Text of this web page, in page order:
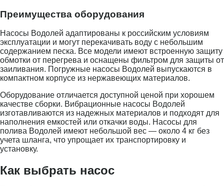
Преимущества оборудования
Насосы Водолей адаптированы к российским условиям
эксплуатации и могут перекачивать воду с небольшим
содержанием песка. Все модели имеют встроенную защиту
обмотки от перегрева и оснащены фильтром для защиты от
заиливания. Погружные насосы Водолей выпускаются в
компактном корпусе из нержавеющих материалов.
Оборудование отличается доступной ценой при хорошем
качестве сборки. Вибрационные насосы Водолей
изготавливаются из надежных материалов и подходят для
наполнения емкостей или откачки воды. Насосы для
полива Водолей имеют небольшой вес — около 4 кг без
учета шланга, что упрощает их транспортировку и
установку.
Как выбрать насос